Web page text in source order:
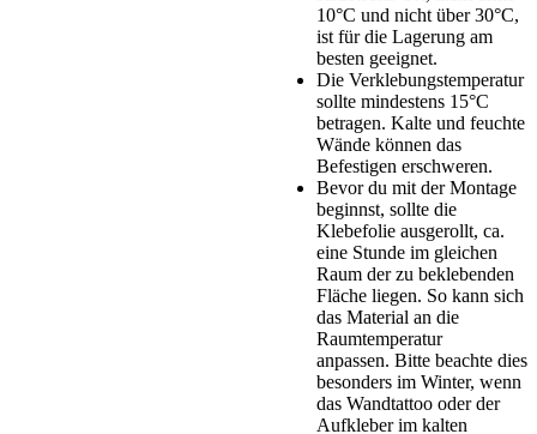
10°C und nicht über 30°C,
ist für die Lagerung am
besten geeignet.
Die Verklebungstemperatur
sollte mindestens 15°C
betragen. Kalte und feuchte
Wände können das
Befestigen erschweren.
Bevor du mit der Montage
beginnst, sollte die
Klebefolie ausgerollt, ca.
eine Stunde im gleichen
Raum der zu beklebenden
Fläche liegen. So kann sich
das Material an die
Raumtemperatur
anpassen. Bitte beachte dies
besonders im Winter, wenn
das Wandtattoo oder der
Aufkleber im kalten